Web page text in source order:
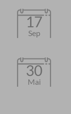
17
Sep
30
Mai